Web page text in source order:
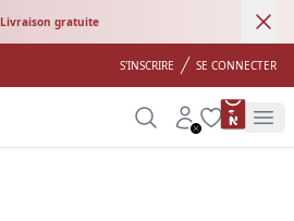
Livraison gratuite
S'INSCRIRE SE CONNECTER
SearchAccount
Wishlist